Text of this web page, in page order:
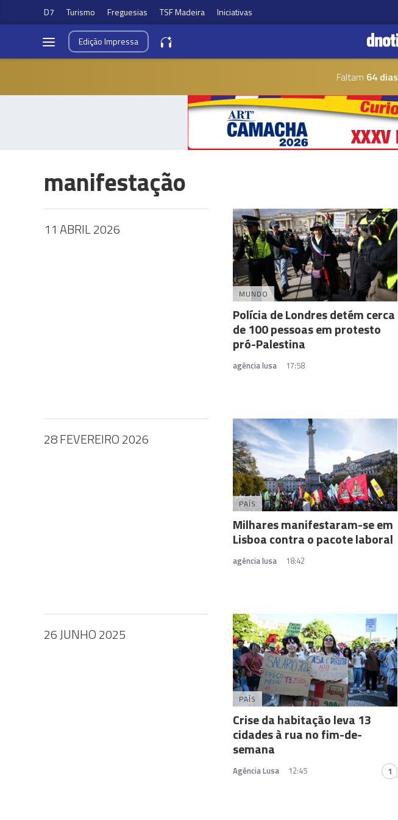
D7 Turismo Freguesias TSF Madeira Iniciativas
EdiçãoImpressa
Faltam 64 dias
manifestação
11 ABRIL 2026
MUNDO
Polícia de Londres detém cerca
de 100 pessoas em protesto
pró-Palestina
agência lusa 17:58
28 FEVEREIRO 2026
PAÍS
Milhares manifestaram-se em
Lisboa contra o pacote laboral
agência lusa 18:42
26 JUNHO 2025
PAÍS
Crise da habitação leva 13
cidades à rua no fim-de-
semana
Agência Lusa 12:45 1